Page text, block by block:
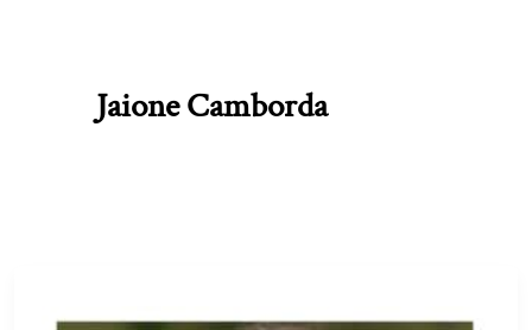
Jaione Camborda